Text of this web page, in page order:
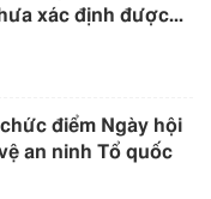
xác định được...
điểm Ngày hội
an ninh Tổ quốc